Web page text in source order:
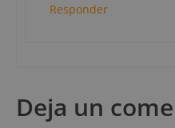
Responder
Deja un